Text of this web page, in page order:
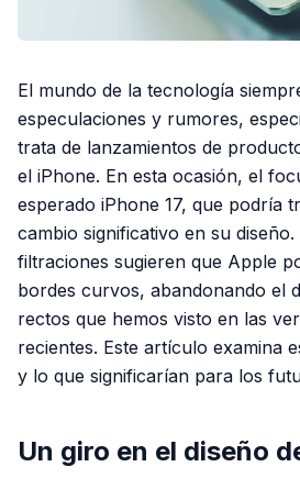
El mundo de la tecnología
especulaciones y rumores,
trata de lanzamientos de
el iPhone. En esta ocasión, el
esperado iPhone 17, que podría
cambio significativo en su diseño.
filtraciones sugieren que Apple
bordes curvos, abandonando el
rectos que hemos visto en las
recientes. Este artículo examina
y lo que significarían para los
Un giro en el diseño